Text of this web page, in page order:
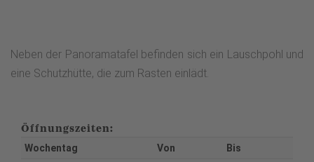
Neben der Panoramatafel befinden sich ein Lauschpohl und
eine Schutzhütte, die zum Rasten einlädt.
Öffnungszeiten:
Wochentag Von
Bis